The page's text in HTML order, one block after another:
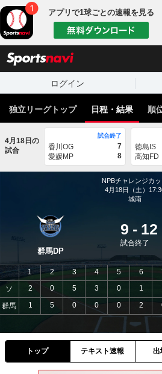
アプリで1球ごとの速報を見る
ログイン
独立リーグトップ 日程・結果 順
4月18日の
試合
試合終了
香川OG
7
愛媛MP
8
徳島IS
高知FD
NPBチャレンジカ
4月18日（土）
城南
群馬DP
9 - 12
試合終了
ソ
群馬
1 2 3 4 5 6
2
0 5 3 0 1
1
5 0 0 0 2
トップ テキスト速報 出